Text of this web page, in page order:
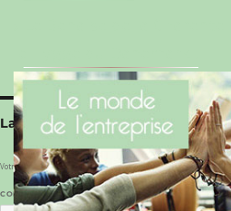
Laisser un commentaire
Votre adresse e-mail ne sera pas publiée.Les champs
COMMENTAIRE*